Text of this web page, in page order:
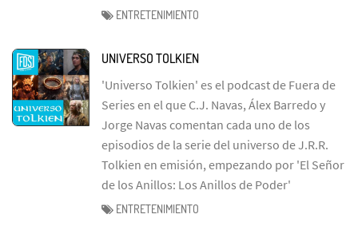
ENTRETENIMIENTO
UNIVERSO TOLKIEN
'Universo Tolkien' es el podcast de Fuera de
Series en el que C.J. Navas, Álex Barredo y
Jorge Navas comentan cada uno de los
episodios de la serie del universo de J.R.R.
Tolkien en emisión, empezando por 'El Señor
de los Anillos: Los Anillos de Poder'
ENTRETENIMIENTO